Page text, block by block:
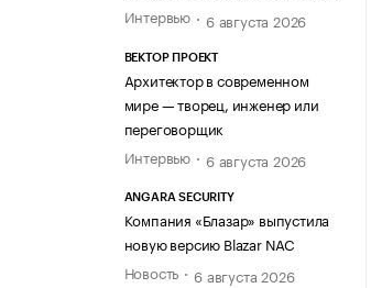
Интервью
6 августа 2026
ВЕКТОР ПРОЕКТ
Архитектор в современном
мире — творец, инженер или
переговорщик
Интервью
6 августа 2026
ANGARA SECURITY
Компания «Блазар» выпустила
новую версию Blazar NAC
Новость
6 августа 2026